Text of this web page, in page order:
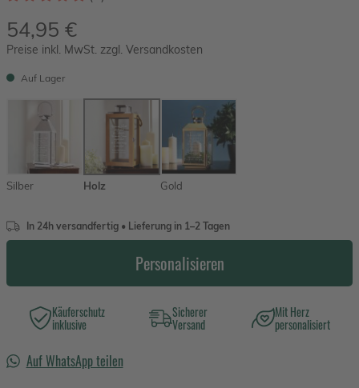
54,95 €
Preise inkl. MwSt. zzgl. Versandkosten
Auf Lager
Silber Holz Gold
In 24h versandfertig • Lieferung in 1–2 Tagen
Personalisieren
Käuferschutz
inklusive
Sicherer
Versand
Mit Herz
personalisiert
Auf WhatsApp teilen